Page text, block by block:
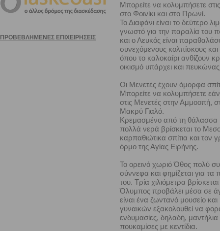
Μπορείτε να κολυμπήσετε
στο Φοινίκι και στο Πρωνί.
Το Διαφάνι είναι το δεύτερο
γνωστό για την παραλία του
και ο Λευκός είναι
συνεχόμενους κολπίσκους
όπου το καλοκαίρι ανθίζουν
οικισμό υπάρχει και
Οι Μενετές έχουν όμορφα
Μπορείτε να κολυμπήσετε εάν
στις Μενετές στην Αμμοοπή,
Μακρύ Γιαλό.
Κρεμασμένο από τη θάλασσα
πολλά νερά βρίσκεται το
καρπαθιώτικα σπίτια και τον
όρμο της Αγίας Ειρήνης.
Το ορεινό χωριό Όθος πολύ
σύννεφα και φημίζεται για τα
του. Τρία χιλιόμετρα
Όλυμπος προβάλει μέσα σε
είναι ένα ζωντανό μουσείο
γυναικών εξακολουθεί να
ενδυμασίες, δηλαδή, μαντήλια
πουκαμίσες με κεντίδια.